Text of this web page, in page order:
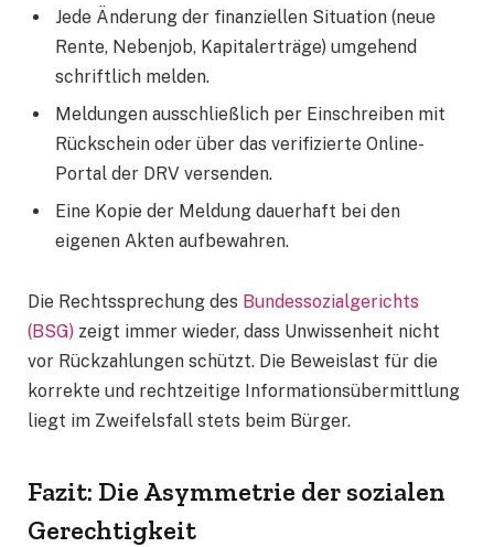
Jede Änderung der finanziellen Situation (neue
Rente, Nebenjob, Kapitalerträge) umgehend
schriftlich melden.
Meldungen ausschließlich per Einschreiben mit
Rückschein oder über das verifizierte Online-
Portal der DRV versenden.
Eine Kopie der Meldung dauerhaft bei den
eigenen Akten aufbewahren.
Die Rechtssprechung des Bundessozialgerichts
(BSG) zeigt immer wieder, dass Unwissenheit nicht
vor Rückzahlungen schützt. Die Beweislast für die
korrekte und rechtzeitige Informationsübermittlung
liegt im Zweifelsfall stets beim Bürger.
Fazit: Die Asymmetrie der sozialen
Gerechtigkeit